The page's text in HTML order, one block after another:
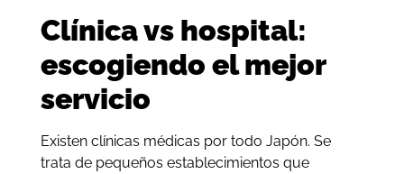
Clínica vs hospital:
escogiendo el mejor
servicio
Existen clínicas médicas por todo Japón. Se
trata de pequeños establecimientos que